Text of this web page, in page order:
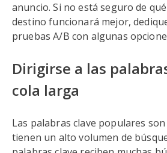
anuncio. Si no está seguro de
destino funcionará mejor,
pruebas A/B con algunas
Dirigirse a las
cola larga
Las palabras clave populares
tienen un alto volumen de